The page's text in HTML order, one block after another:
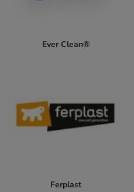
Ever Clean®
Ferplast